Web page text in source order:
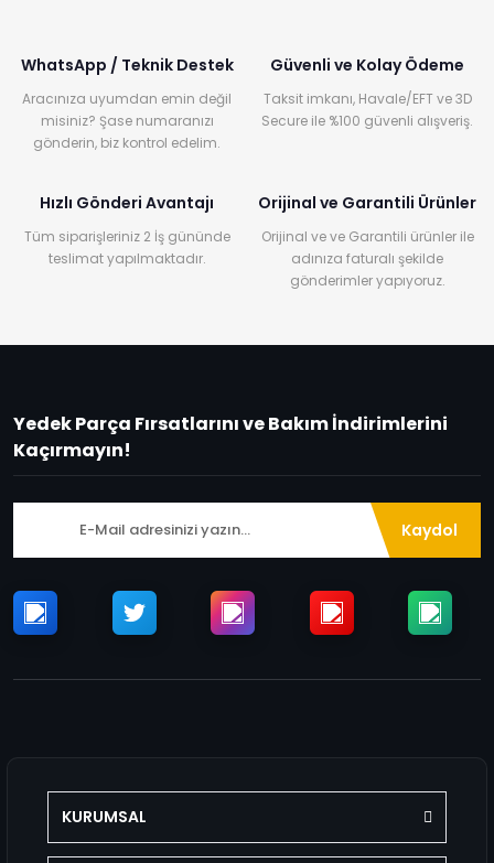
WhatsApp / Teknik Destek
Aracınıza uyumdan emin değil
misiniz? Şase numaranızı
gönderin, biz kontrol edelim.
Güvenli ve Kolay Ödeme
Taksit imkanı, Havale/EFT ve 3D
Secure ile %100 güvenli alışveriş.
Hızlı Gönderi Avantajı
Tüm siparişleriniz 2 İş gününde
teslimat yapılmaktadır.
Orijinal ve Garantili Ürünler
Orijinal ve ve Garantili ürünler ile
adınıza faturalı şekilde
gönderimler yapıyoruz.
Yedek Parça Fırsatlarını ve Bakım İndirimlerini
Kaçırmayın!
Kaydol
KURUMSAL